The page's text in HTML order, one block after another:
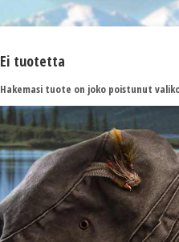
Ei tuotetta
Hakemasi tuote on joko poistunut